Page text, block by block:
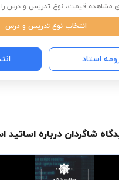
مشاهده قیمت، نوع تدریس و درس را
انتخاب نوع تدریس و درس
استاد
شاگردان درباره اساتید